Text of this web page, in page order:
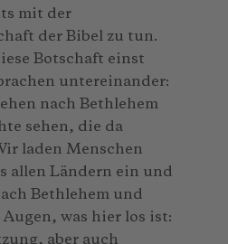
mit der
der Bibel zu tun.
Botschaft einst
untereinander:
nach Bethlehem
sehen, die da
laden Menschen
allen Ländern ein und
Bethlehem und
was hier los ist:
aber auch